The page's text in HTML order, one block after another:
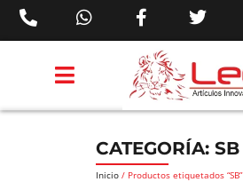
CATEGORÍA: SB
Inicio / Productos etiquetados “SB”